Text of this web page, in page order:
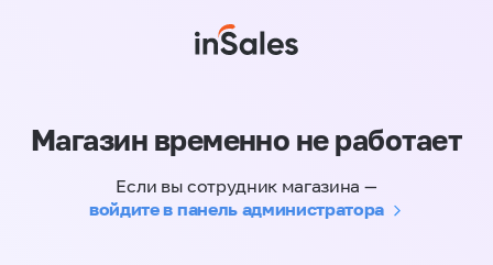
Магазин временно не работает
Если вы сотрудник магазина —
войдите в панель администратора